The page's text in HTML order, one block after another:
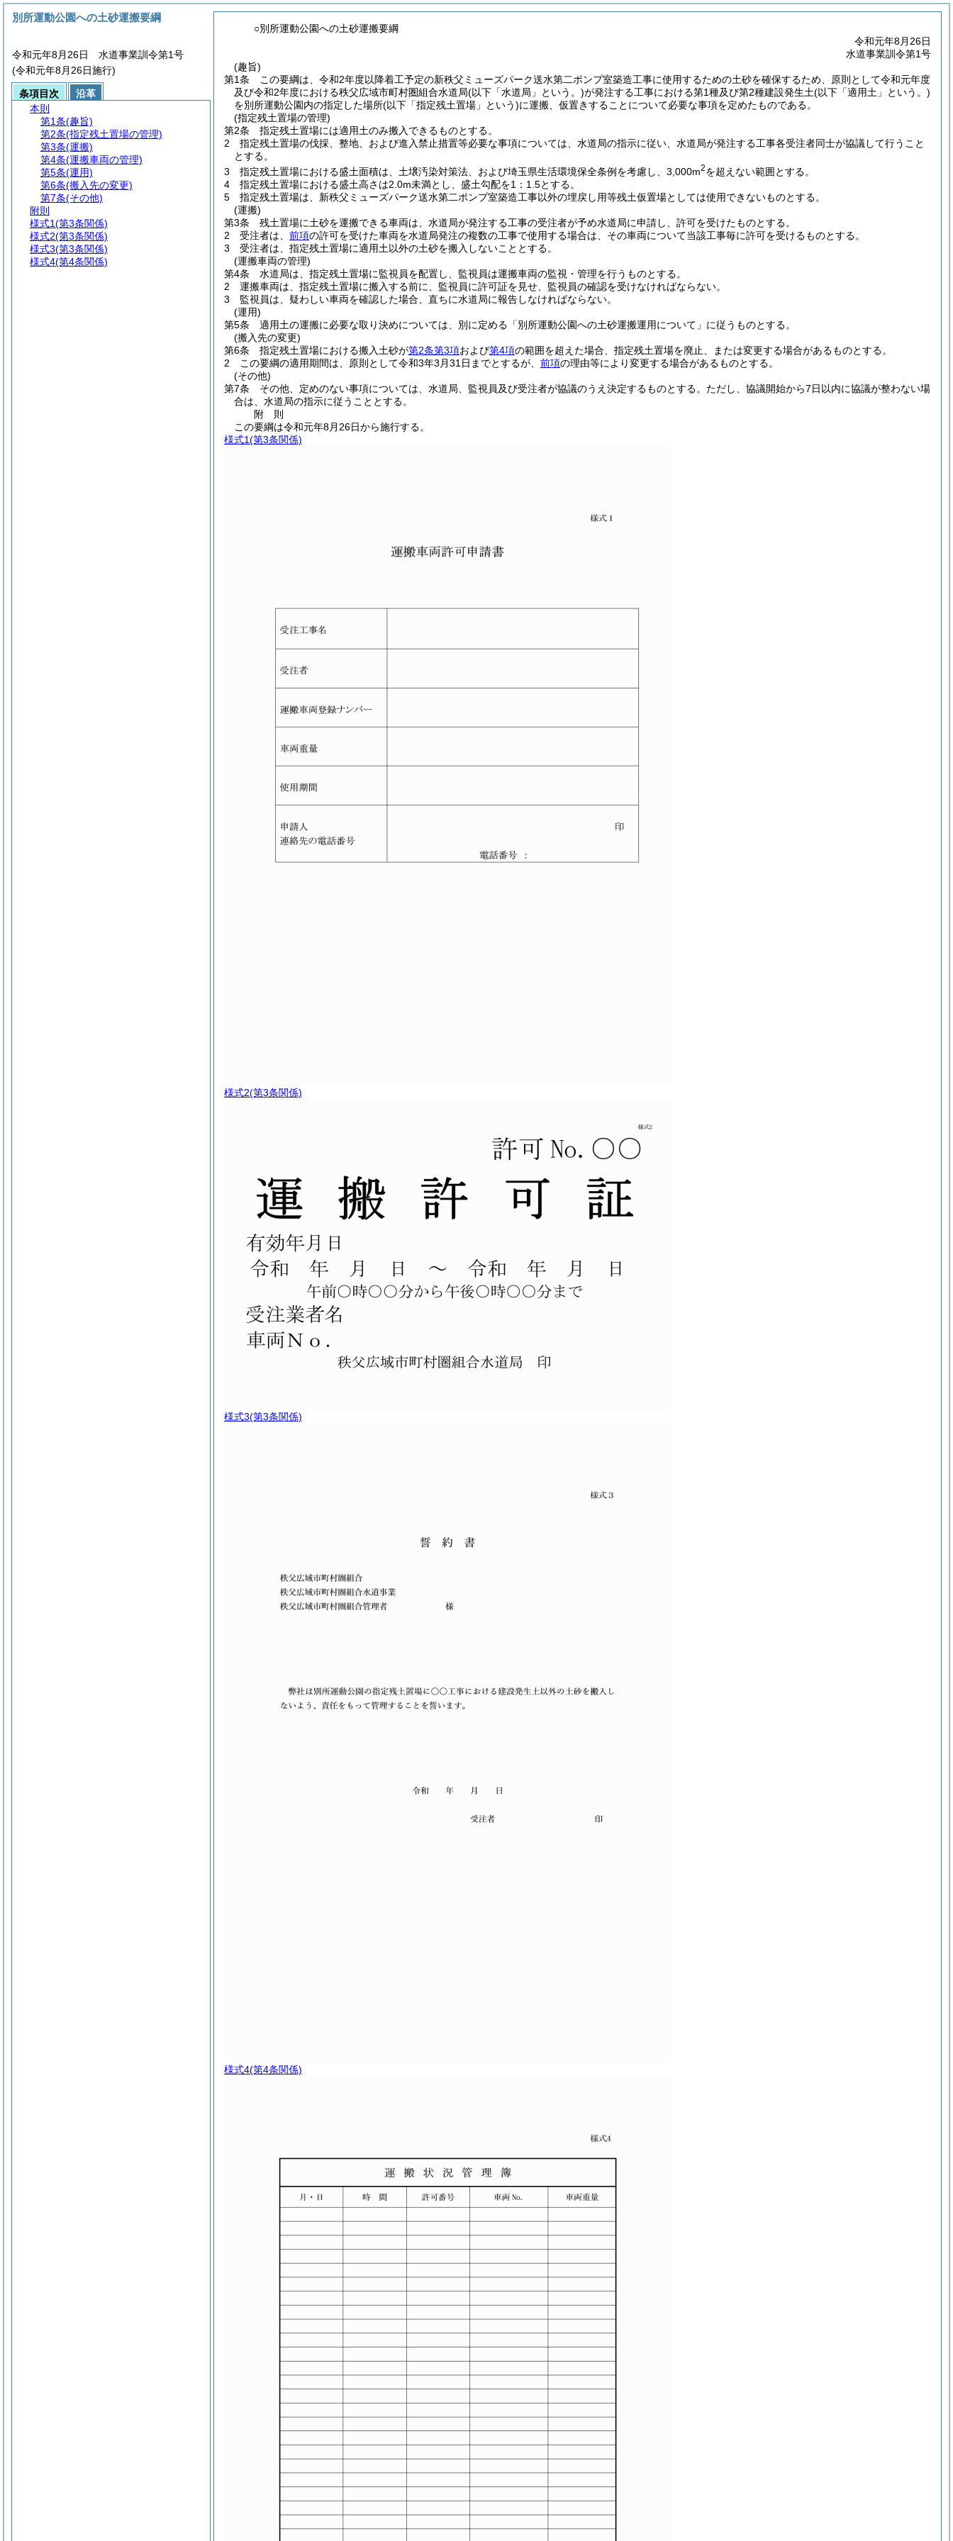
○別所運動公園への土砂運搬要綱
令和元年8月26日
水道事業訓令第1号
(趣旨)
第1条
この要綱は、令和2年度以降着工予定の新秩父ミューズパーク送水第二ポンプ室築造工事に使用するための土砂を確保するため、原則として令和元年度
及び令和2年度における秩父広域市町村圏組合水道局(以下「水道局」という。)が発注する工事における第1種及び第2種建設発生土(以下「適用土」という。)
を別所運動公園内の指定した場所(以下「指定残土置場」という)に運搬、仮置きすることについて必要な事項を定めたものである。
(指定残土置場の管理)
第2条
指定残土置場には適用土のみ搬入できるものとする。
2
指定残土置場の伐採、整地、および進入禁止措置等必要な事項については、水道局の指示に従い、水道局が発注する工事各受注者同士が協議して行うこと
とする。
3
指定残土置場における盛土面積は、土壌汚染対策法、および埼玉県生活環境保全条例を考慮し、3,000m2を超えない範囲とする。
4
指定残土置場における盛土高さは2.0m未満とし、盛土勾配を1：1.5とする。
5
指定残土置場は、新秩父ミューズパーク送水第二ポンプ室築造工事以外の埋戻し用等残土仮置場としては使用できないものとする。
(運搬)
第3条
残土置場に土砂を運搬できる車両は、水道局が発注する工事の受注者が予め水道局に申請し、許可を受けたものとする。
2
受注者は、 前項の許可を受けた車両を水道局発注の複数の工事で使用する場合は、その車両について当該工事毎に許可を受けるものとする。
3
受注者は、指定残土置場に適用土以外の土砂を搬入しないこととする。
(運搬車両の管理)
第4条
水道局は、指定残土置場に監視員を配置し、監視員は運搬車両の監視・管理を行うものとする。
2
運搬車両は、指定残土置場に搬入する前に、監視員に許可証を見せ、監視員の確認を受けなければならない。
3
監視員は、疑わしい車両を確認した場合、直ちに水道局に報告しなければならない。
(運用)
第5条
適用土の運搬に必要な取り決めについては、別に定める「別所運動公園への土砂運搬運用について」に従うものとする。
(搬入先の変更)
第6条
指定残土置場における搬入土砂が第2条第3項および第4項の範囲を超えた場合、指定残土置場を廃止、または変更する場合があるものとする。
2
この要綱の適用期間は、原則として令和3年3月31日までとするが、 前項の理由等により変更する場合があるものとする。
(その他)
第7条
その他、定めのない事項については、水道局、監視員及び受注者が協議のうえ決定するものとする。 ただし、協議開始から7日以内に協議が整わない場
合は、水道局の指示に従うこととする。
附 則
この要綱は令和元年8月26日から施行する。
様式1(第3条関係)
様式2(第3条関係)
様式3(第3条関係)
様式4(第4条関係)
別所運動公園への土砂運搬要綱
令和元年8月26日 水道事業訓令第1号
(令和元年8月26日施行)
条項目次
沿革
本則
第1条(趣旨)
第2条(指定残土置場の管理)
第3条(運搬)
第4条(運搬車両の管理)
第5条(運用)
第6条(搬入先の変更)
第7条(その他)
附則
様式1(第3条関係)
様式2(第3条関係)
様式3(第3条関係)
様式4(第4条関係)